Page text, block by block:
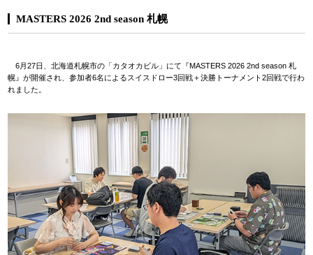
MASTERS 2026 2nd season 札幌
6月27日、北海道札幌市の「カタオカビル」にて『MASTERS 2026 2nd season 札
幌』が開催され、参加者6名によるスイスドロー3回戦＋決勝トーナメント2回戦で行わ
れました。